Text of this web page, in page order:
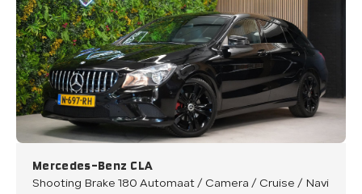
Mercedes-Benz CLA
Shooting Brake 180 Automaat / Camera / Cruise / Navi